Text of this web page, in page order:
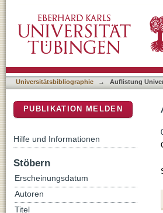
Universitätsbibliographie → Auflistung
PUBLIKATION MELDEN
Hilfe und Informationen
Stöbern
Erscheinungsdatum
Autoren
Titel